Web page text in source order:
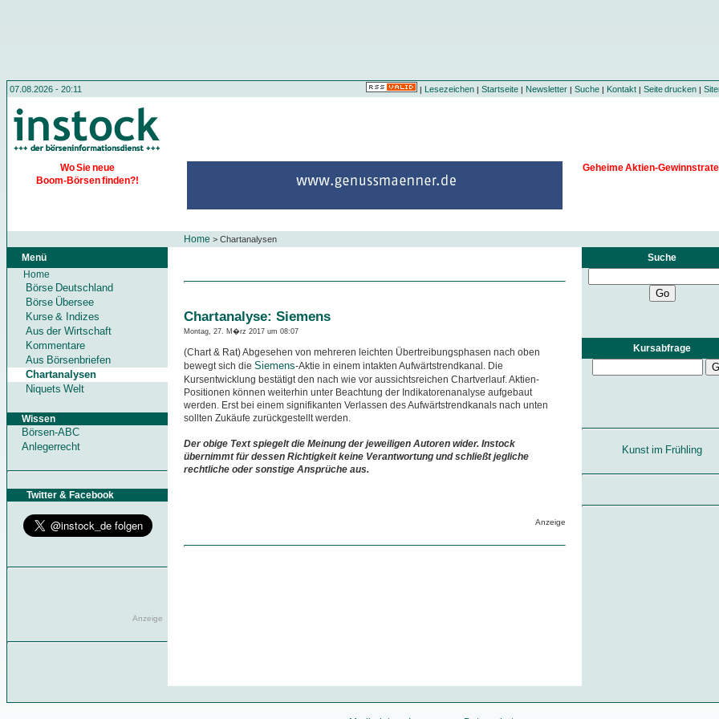
07.08.2026 - 20:11 | Lesezeichen| Startseite| Newsletter| Suche| Kontakt| Seite drucken |
Wo Sie neue
Boom-Börsen finden?!
Geheime Aktien-
Home > Chartanalysen
Menü
Home
Börse Deutschland
Börse Übersee
Kurse & Indizes
Aus der Wirtschaft
Kommentare
Aus Börsenbriefen
Chartanalysen
Niquets Welt
Wissen
Börsen-ABC
Anlegerrecht
Twitter & Facebook
Anzeige
Suche
Kursabfrage
Kunst im Frühling
Chartanalyse: Siemens
Montag, 27. M�rz 2017 um 08:07
(Chart & Rat) Abgesehen von mehreren leichten Übertreibungsphasen nach oben
bewegt sich die Siemens-Aktie in einem intakten Aufwärtstrendkanal. Die
Kursentwicklung bestätigt den nach wie vor aussichtsreichen Chartverlauf. Aktien-
Positionen können weiterhin unter Beachtung der Indikatorenanalyse aufgebaut
werden. Erst bei einem signifikanten Verlassen des Aufwärtstrendkanals nach unten
sollten Zukäufe zurückgestellt werden.
Der obige Text spiegelt die Meinung der jeweiligen Autoren wider. Instock
übernimmt für dessen Richtigkeit keine Verantwortung und schließt jegliche
rechtliche oder sonstige Ansprüche aus.
Anzeige